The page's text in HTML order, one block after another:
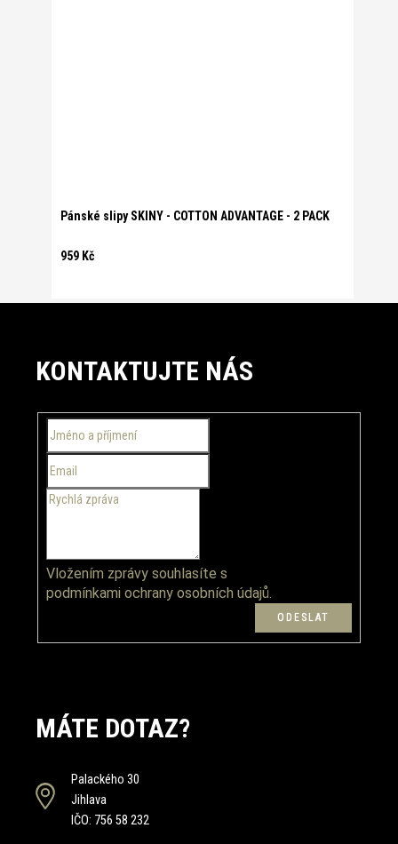
Pánské slipy SKINY - COTTON ADVANTAGE - 2 PACK
959 Kč
KONTAKTUJTE NÁS
Vložením zprávy souhlasíte s
podmínkami ochrany osobních údajů.
MÁTE DOTAZ?
Palackého 30
Jihlava
IČO: 756 58 232